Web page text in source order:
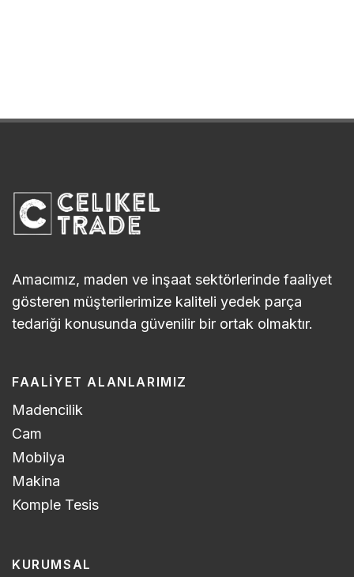
Amacımız, maden ve inşaat sektörlerinde faaliyet
gösteren müşterilerimize kaliteli yedek parça
tedariği konusunda güvenilir bir ortak olmaktır.
FAALIYET ALANLARIMIZ
Madencilik
Cam
Mobilya
Makina
Komple Tesis
KURUMSAL